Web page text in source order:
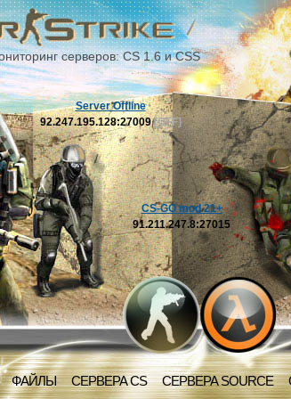
серверов: CS 1.6 и CSS
ФАЙЛЫ СЕРВЕРА CS СЕРВЕРА SOURCE
Server Offline
92.247.195.128:27009[OFF]
CS-GO mod 21+
91.211.247.8:27015